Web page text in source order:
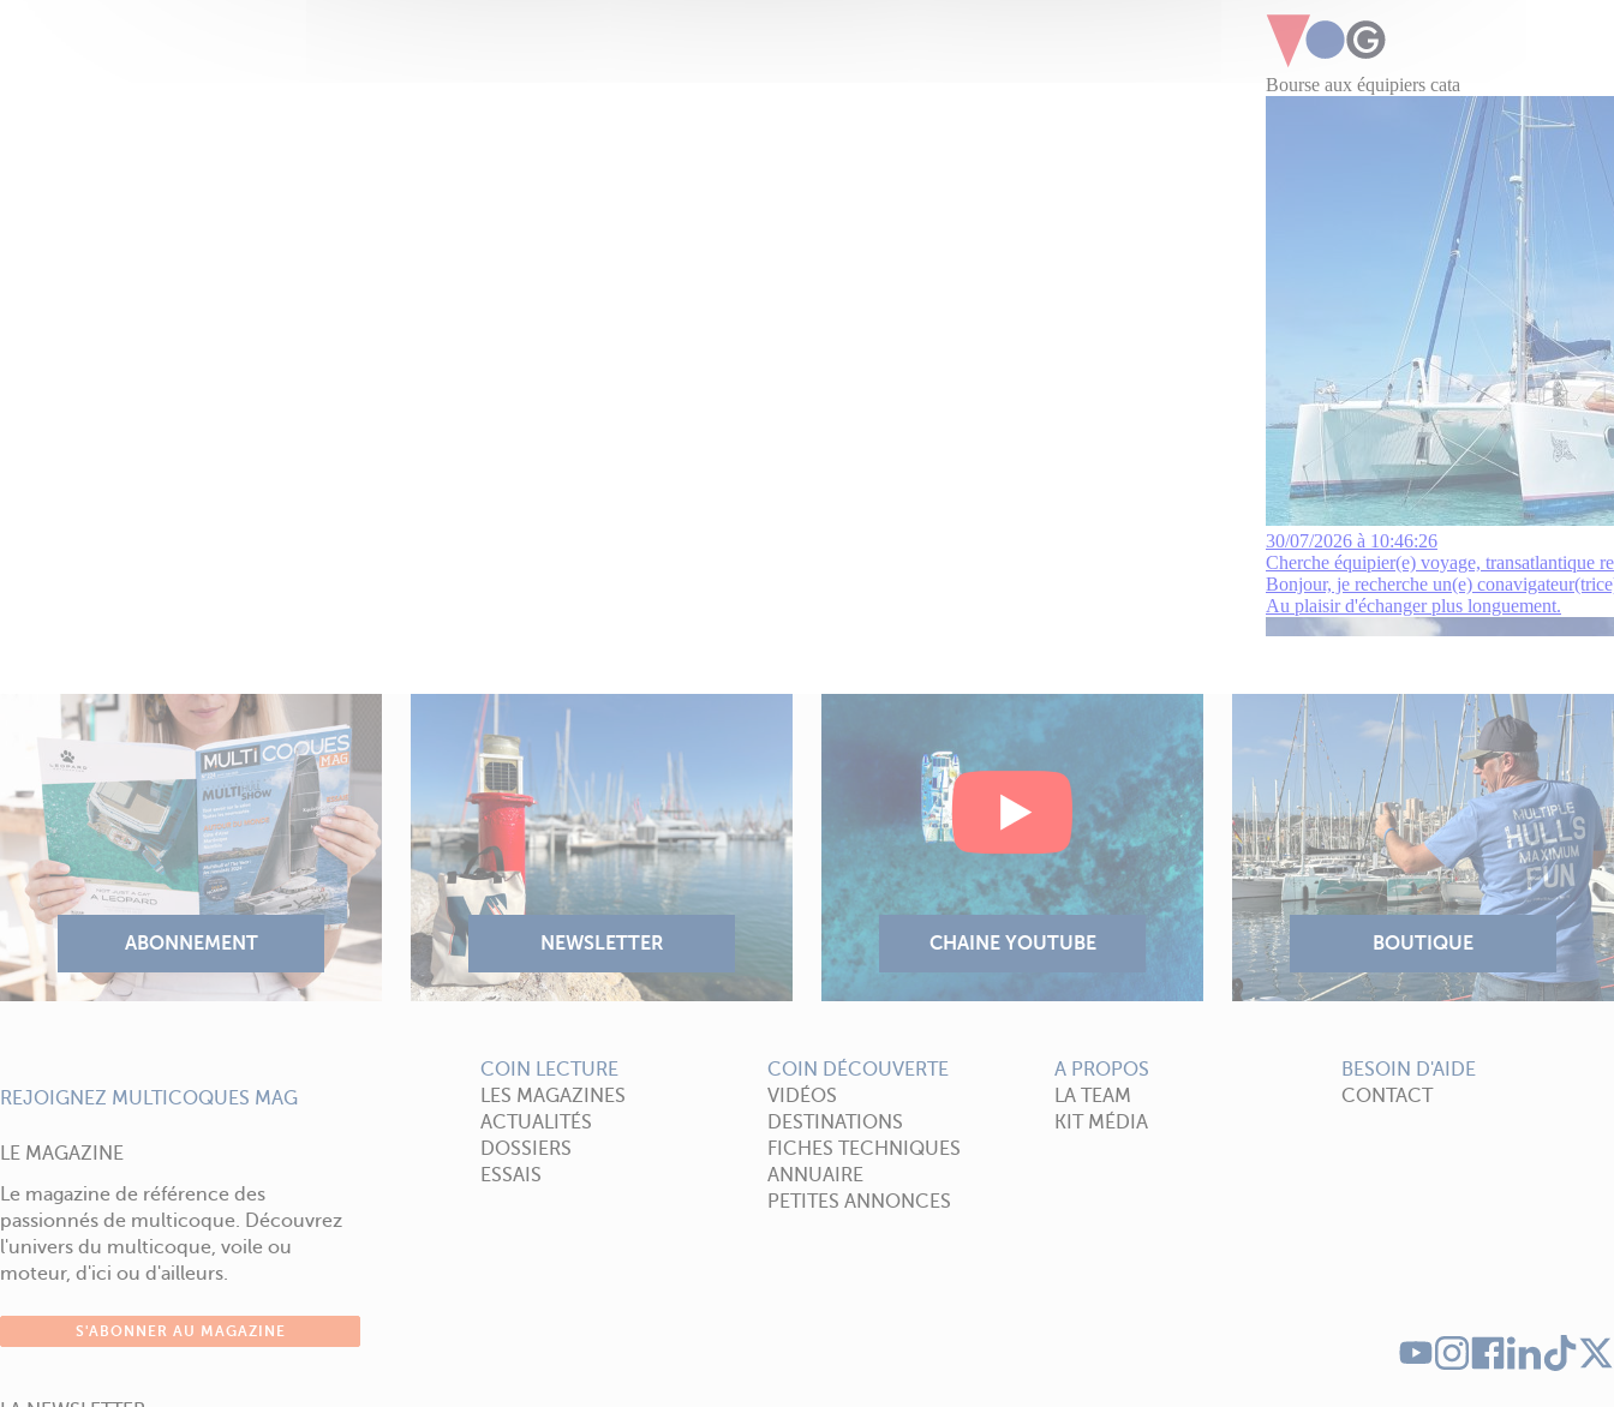
REJOIGNEZ MULTICOQUES MAG
LE MAGAZINE
Le magazine de référence des
passionnés de multicoque. Découvrez
l'univers du multicoque, voile ou
moteur, d'ici ou d'ailleurs.
S'ABONNER AU MAGAZINE
COIN LECTURE
LES MAGAZINES
ACTUALITÉS
DOSSIERS
ESSAIS
COIN DÉCOUVERTE
VIDÉOS
DESTINATIONS
FICHES TECHNIQUES
ANNUAIRE
PETITES ANNONCES
A PROPOS
LA TEAM
KIT MÉDIA
BESOIN D'AIDE
CONTACT